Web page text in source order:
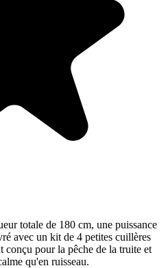
totale de 180 cm, une puissance
avec un kit de 4 petites cuillères
conçu pour la pêche de la truite et
qu'en ruisseau.